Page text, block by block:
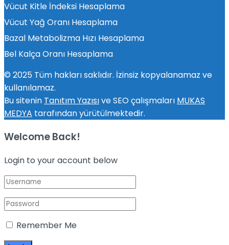
Vücut Kitle İndeksi Hesaplama
Vücut Yağ Oranı Hesaplama
Bazal Metabolizma Hızı Hesaplama
Bel Kalça Oranı Hesaplama
© 2025 Tüm hakları saklıdır. İzinsiz kopyalanamaz ve
kullanılamaz.
Bu sitenin Tanıtım Yazısıve SEO çalışmaları MUKAS
MEDYA tarafından yürütülmektedir.
Welcome Back!
Login to your account below
Remember Me